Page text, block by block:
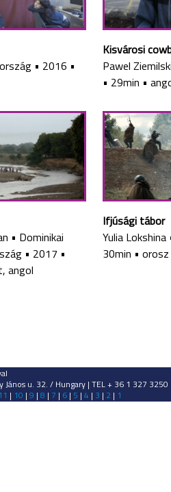
• 2016 •
Kisvárosi
Pawel
• 29min •
• Dominikai
• 2017 •
angol
Ifjúsági tábor
Yulia Lokshina
30min • orosz
János u. 32. / Hungary | TEL + 36 1 327
11 | 10 | 9 | 8 | 7 | 6 | 5 | 4 | 3 | 2 | 1